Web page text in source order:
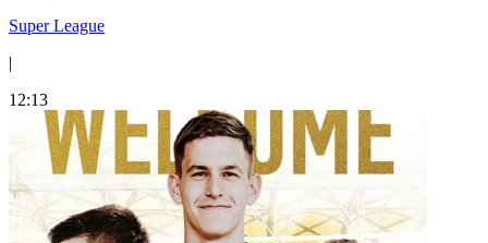
Super League
|
12:13